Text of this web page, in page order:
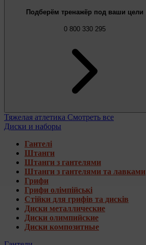
Подберём тренажёр под ваши цели
0 800 330 295
Тяжелая атлетика Смотреть все
Диски и наборы
Гантелі
Штанги
Штанги з гантелями
Штанги з гантелями та лавками
Грифи
Грифи олімпійські
Стійки для грифів та дисків
Диски металлические
Диски олимпийские
Диски композитные